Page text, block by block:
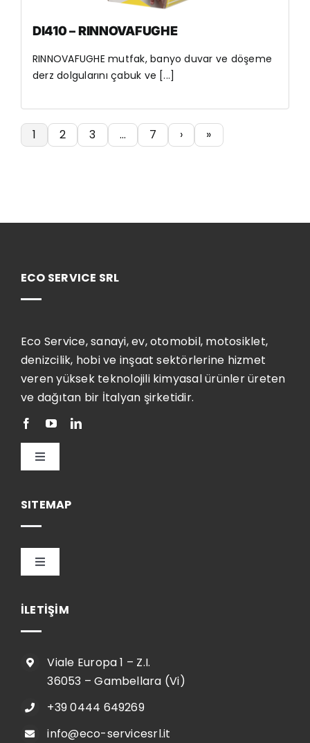
DI410 – RINNOVAFUGHE
RINNOVAFUGHE mutfak, banyo duvar ve döşeme
derz dolgularını çabuk ve [...]
1 2 3 … 7 › »
ECO SERVICE SRL
Eco Service, sanayi, ev, otomobil, motosiklet,
denizcilik, hobi ve inşaat sektörlerine hizmet
veren yüksek teknolojili kimyasal ürünler üreten
ve dağıtan bir İtalyan şirketidir.
Toggle
SITEMAP
Toggle
İLETİŞİM
Viale Europa 1 – Z.I.
36053 – Gambellara (Vi)
+39 0444 649269
info@eco-servicesrl.it